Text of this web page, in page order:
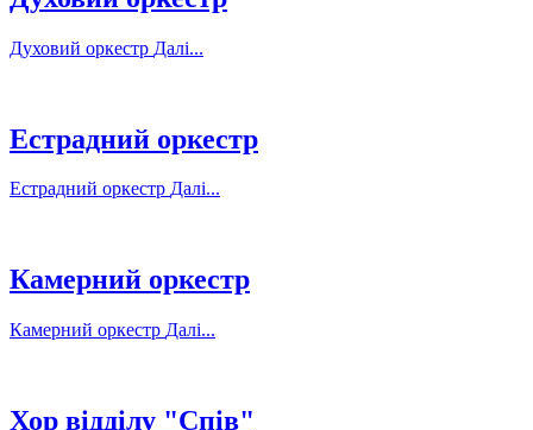
Духовий оркестр Далі...
Естрадний оркестр
Естрадний оркестр Далі...
Камерний оркестр
Камерний оркестр Далі...
Хор відділу "Спів"